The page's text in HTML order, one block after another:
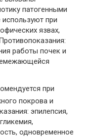
патогенными
при
язвах,
работы почек и
при
покрова и
эпилепсия,
одновременное